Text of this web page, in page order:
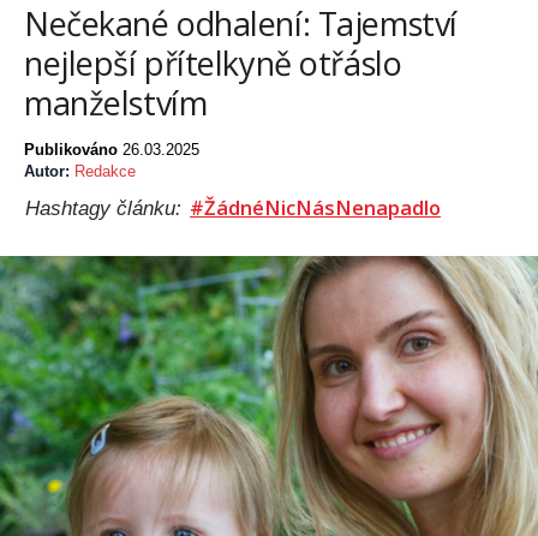
Nečekané odhalení: Tajemství
nejlepší přítelkyně otřáslo
manželstvím
Publikováno 26.03.2025
Autor: Redakce
Hashtagy článku: #ŽádnéNicNásNenapadlo